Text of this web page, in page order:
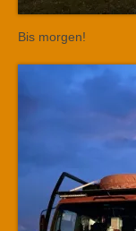
Bis morgen!